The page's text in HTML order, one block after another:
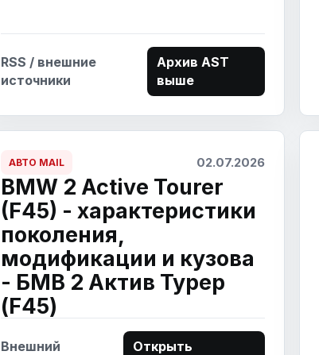
RSS / внешние
источники
Архив AST
выше
АВТО MAIL 02.07.2026
BMW 2 Active Tourer
(F45) - характеристики
поколения,
модификации и кузова
- БМВ 2 Актив Турер
(F45)
Внешний
Открыть